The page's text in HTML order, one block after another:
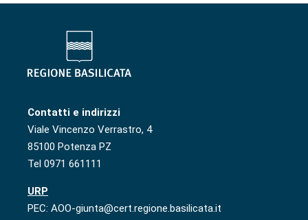
Contatti e indirizzi
Viale Vincenzo Verrastro, 4
85100 Potenza PZ
Tel 0971 661111
URP
PEC: AOO-giunta@cert.regione.basilicata.it